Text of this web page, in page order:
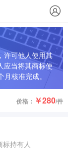
许可他人使用其
应当将其商标使
核准完成。
价格： ￥280/件
持有人